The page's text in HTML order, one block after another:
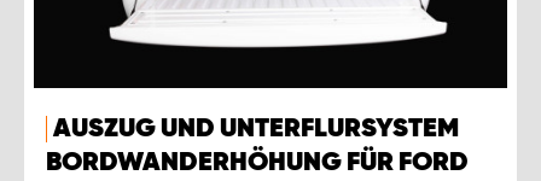
AUSZUG UND UNTERFLURSYSTEM
BORDWANDERHÖHUNG FÜR FORD